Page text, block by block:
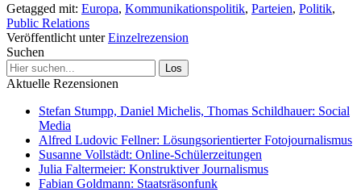
Getagged mit: Europa, Kommunikationspolitik, Parteien, Politik,
Public Relations
Veröffentlicht unterEinzelrezension
Suchen
Aktuelle Rezensionen
Stefan Stumpp, Daniel Michelis, Thomas Schildhauer: Social
Media
Alfred Ludovic Fellner: Lösungsorientierter Fotojournalismus
Susanne Vollstädt: Online-Schülerzeitungen
Julia Faltermeier: Konstruktiver Journalismus
Fabian Goldmann: Staatsräsonfunk